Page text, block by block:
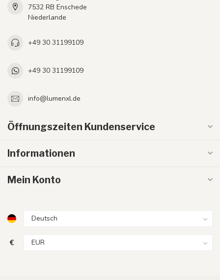
7532 RB Enschede
Niederlande
+49 30 31199109
+49 30 31199109
info@lumenxl.de
Öffnungszeiten Kundenservice
Informationen
Mein Konto
€